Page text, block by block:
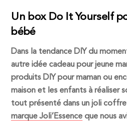
Un box Do It Yourself
bébé
Dans la tendance DIY du
autre idée cadeau pour jeune
produits DIY pour maman ou
maison et les enfants à réaliser
tout présenté dans un joli
marque Joli’Essence que nous